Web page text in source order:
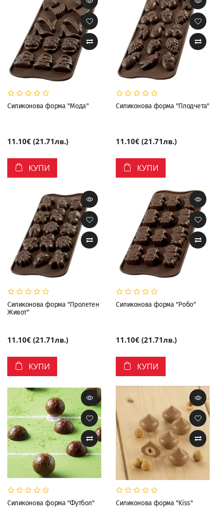
Силиконова форма "Мода"
11.10€ (21.71лв.)
КУПИ
Силиконова форма "Плодчета"
11.10€ (21.71лв.)
КУПИ
Силиконова форма "Пролетен
Живот"
11.10€ (21.71лв.)
КУПИ
Силиконова форма "Робо"
11.10€ (21.71лв.)
КУПИ
Силиконова форма "Футбол" Силиконова форма "Kiss"